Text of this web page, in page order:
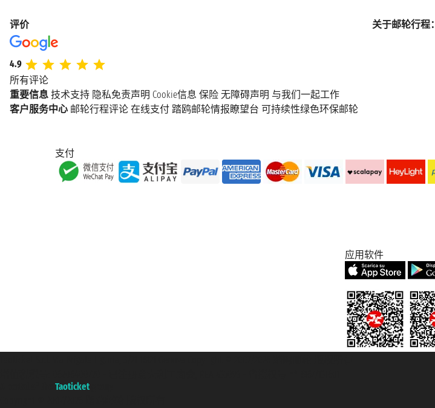
评价
4.9
所有评论
关于邮轮行程：
重要信息 技术支持 隐私免责声明 Cookie信息 保险 无障碍声明 与我们一起工作
客户服务中心 邮轮行程评论 在线支付 踏鸥邮轮情报瞭望台 可持续性绿色环保邮轮
支付
应用软件
Taoticket